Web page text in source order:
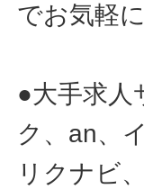
でお気軽
●大手求人
ク、an、
リクナビ